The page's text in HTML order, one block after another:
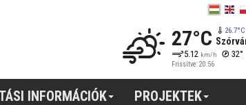
27°C 26.7°C
5.12 km/h 32°
Frissítve: 20:56
INFORMÁCIÓK PROJEKTEK